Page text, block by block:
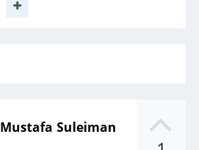
Mustafa Suleiman